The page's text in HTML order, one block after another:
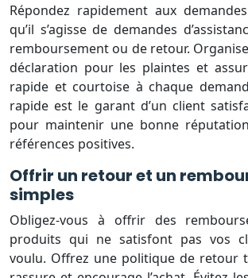
Répondez rapidement aux
qu’il s’agisse de demandes
remboursement ou de retour.
déclaration pour les plaintes et
rapide et courtoise à chaque
rapide est le garant d’un client
pour maintenir une bonne
références positives.
Offrir un retour et un
simples
Obligez-vous à offrir des
produits qui ne satisfont pas vos
voulu. Offrez une politique de retour